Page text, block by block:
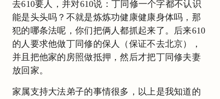
去610要人，并对610说：丁同修一个字都不认识
能是头头吗？不就是炼炼功健康健康身体吗，那
犯的哪条法呢，你们把俩人都抓起来了。后来610
的人要求他做丁同修的保人（保证不去北京），
并且把他家的房照做抵押，然后才把丁同修夫妻
放回家。
家属支持大法弟子的事情很多，以上是我知道的